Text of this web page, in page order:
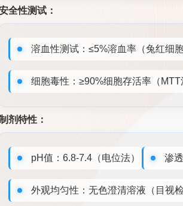
全性测试：
溶血性测试：≤5%溶血率（兔红细胞
细胞毒性：≥90%细胞存活率（MTT
剂特性：
pH值：6.8-7.4（电位法） 渗
外观均匀性：无色澄清溶液（目视检